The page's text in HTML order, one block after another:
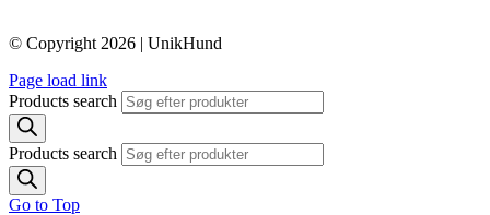
© Copyright 2026 | UnikHund
Page load link
Products search
Products search
Go to Top